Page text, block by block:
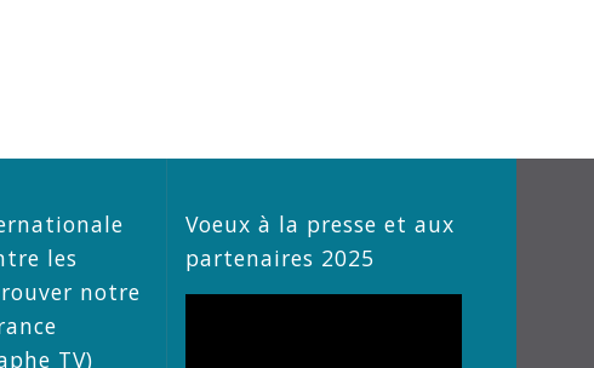
les
notre
TV)
Voeux à la presse et aux
partenaires 2025